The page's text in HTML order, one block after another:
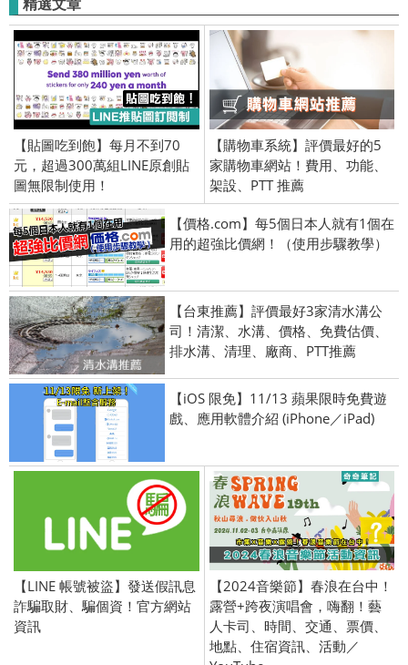
【貼圖吃到飽】每月不到70
元，超過300萬組LINE原創貼
圖無限制使用！
【購物車系統】評價最好的5
家購物車網站！費用、功能、
架設、PTT 推薦
【價格.com】每5個日本人就有1個在
用的超強比價網！（使用步驟教學）
【台東推薦】評價最好3家清水溝公
司！清潔、水溝、價格、免費估價、
排水溝、清理、廠商、PTT推薦
【iOS 限免】11/13 蘋果限時免費遊
戲、應用軟體介紹 (iPhone／iPad)
【LINE 帳號被盜】發送假訊息
詐騙取財、騙個資！官方網站
資訊
【2024音樂節】春浪在台中！
露營+跨夜演唱會，嗨翻！藝
人卡司、時間、交通、票價、
地點、住宿資訊、活動／